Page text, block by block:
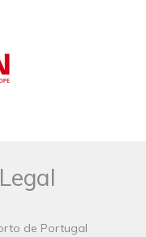
de Portugal